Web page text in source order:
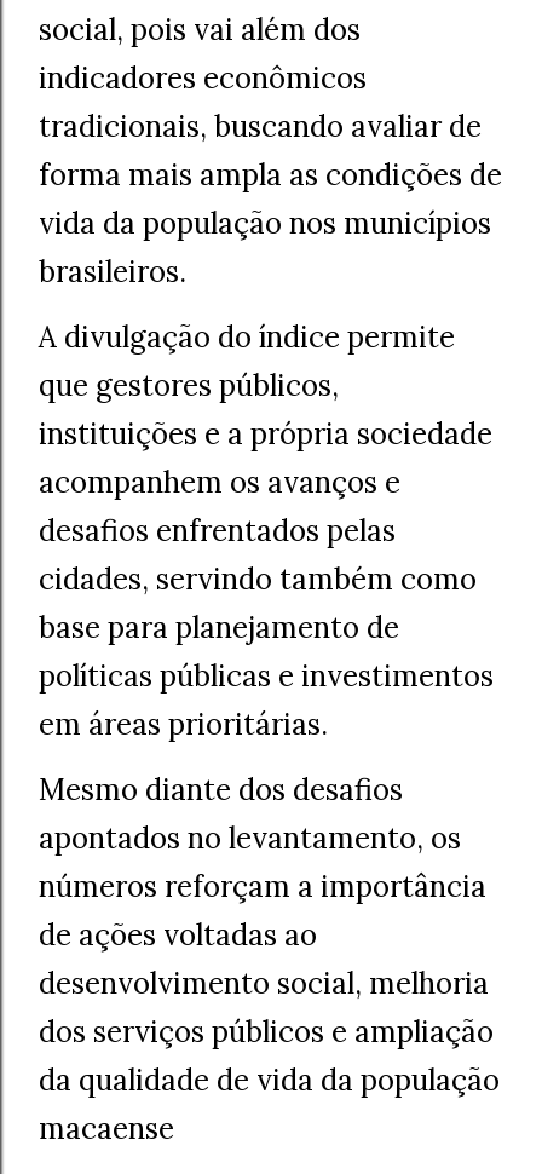
social, pois vai além dos
indicadores econômicos
tradicionais, buscando avaliar de
forma mais ampla as condições de
vida da população nos municípios
brasileiros.
A divulgação do índice permite
que gestores públicos,
instituições e a própria sociedade
acompanhem os avanços e
desafios enfrentados pelas
cidades, servindo também como
base para planejamento de
políticas públicas e investimentos
em áreas prioritárias.
Mesmo diante dos desafios
apontados no levantamento, os
números reforçam a importância
de ações voltadas ao
desenvolvimento social, melhoria
dos serviços públicos e ampliação
da qualidade de vida da população
macaense